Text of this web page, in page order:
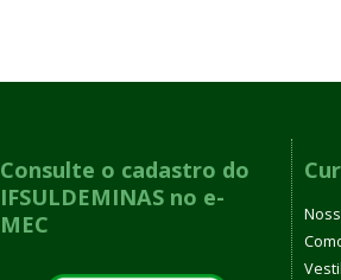
Consulte o cadastro do
IFSULDEMINAS no e-
MEC